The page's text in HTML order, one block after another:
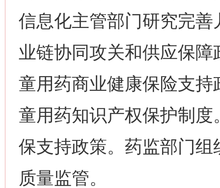
信息化主管部门研究完
业链协同攻关和供应保
童用药商业健康保险支
童用药知识产权保护制
保支持政策。药监部门
质量监管。
网上购药对药下症？